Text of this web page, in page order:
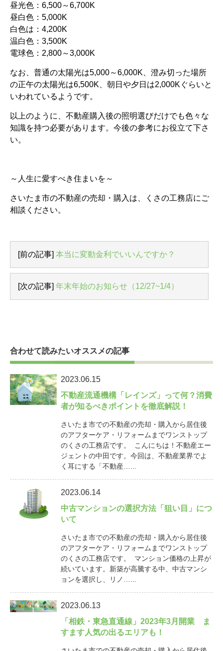
昼光色：6,500～6,700K
昼白色：5,000K
白色は：4,200K
温白色：3,500K
電球色：2,800～3,000K
なお、普通の太陽光は5,000～6,000K、澄み切った場所
の正午の太陽光は6,500K、朝日や夕日は2,000Kぐらいと
いわれているようです。
以上のように、不動産購入後の照明選びだけでも色々な
知識を持つ必要があります。今後の参考にお役立て下さ
い。
～人生に愛すべき住まいを～
さいたま市の不動産の売却・購入は、くさの工務店にご
相談ください。
[前の記事] 本当に変動金利でいいんですか？
[次の記事] 年末年始のお知らせ（12/27~1/4）
合わせて読みたいオススメの記事
2023.06.15
不動産流通機構「レインズ」って何？消費
者が知るべきポイントを徹底解説！
さいたま市での不動産の売却・購入から居住後
のアフターケア・リフォームまでワンストップ
のくさの工務店です。 こんにちは！不動産エー
ジェントの中田です。今回は、不動産業界でよ
く耳にする「不動産…...
2023.06.14
中古マンションの選択方法「狙い目」につ
いて
さいたま市での不動産の売却・購入から居住後
のアフターケア・リフォームまでワンストップ
のくさの工務店です。 マンション価格の上昇が
続いています。新築が高騰する中、中古マンシ
ョンを選択し、リノ…...
2023.06.13
「相鉄・東急直通線」2023年3月開業 ま
すます人気の出るエリアも！